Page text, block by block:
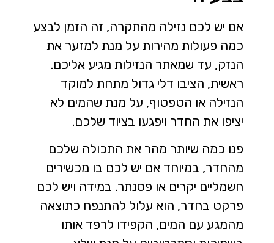
אם יש לכם נזילה מהתקרה, זה הזמן לבצע
כמה פעולות מהירות על מנת למזער את
הנזק, עד שמאתר הנזילות מגיע אליכם.
ראשית, הציבו דלי גדול מתחת למוקד
הנזילה או הטפטוף, על מנת שהמים לא
יציפו את החדר ויפגעו בציוד שלכם.
פנו כמה שיותר מהר את התכולה שלכם
מהחדר, במיוחד אם יש לכם בו מכשירים
חשמליים יקרים או פסנתר. במידה ויש לכם
פרקט בחדר, הוא עלול להתנפח כתוצאה
מהמגע עם המים, הקפידו לרפד אותו